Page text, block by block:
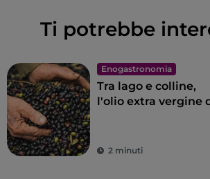
Ti potrebbe
Enogastronomia
Tra lago e colline,
l'olio extra vergine
2 minuti